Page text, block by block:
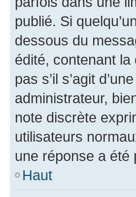
publié. Si
dessous du
édité, contenant la
pas s’il s’agit
administrateur,
note discrète
utilisateurs
une réponse a été
Haut